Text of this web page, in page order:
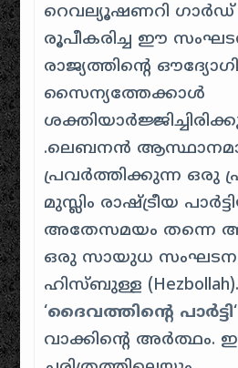
റെവല്യൂഷണറി ഗാർഡ്
രൂപീകരിച്ച ഈ
രാജ്യത്തിന്റെ
സൈന്യത്തേക്കാൾ
.ലെബനൻ
പ്രവർത്തിക്കുന്ന ഒരു
മുസ്ലിം രാഷ്ട്രീയ
അതേസമയം തന്നെ
ഒരു സായുധ
ഹിസ്ബുള്ള (Hezbollah).
‘ദൈവത്തിന്റെ പാർട്ടി
വാക്കിന്റെ അർത്ഥം.